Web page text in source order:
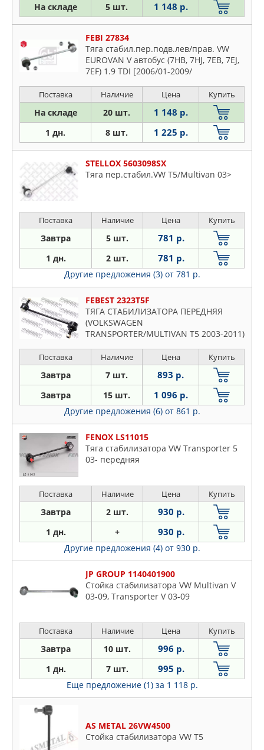
На складе 5 шт. 1 148 р.
FEBI 27834
Тяга стабил.пер.подв.лев/прав. VW
EUROVAN V автобус (7HB, 7HJ, 7EB, 7EJ,
7EF) 1.9 TDI [2006/01-2009/
Поставка Наличие Цена Купить
На складе 20 шт. 1 148 р.
1 дн. 8 шт. 1 225 р.
STELLOX 5603098SX
Тяга пер.стабил.VW T5/Multivan 03>
Поставка Наличие Цена Купить
Завтра 5 шт. 781 р.
1 дн. 2 шт. 781 р.
Другие предложения (3) от 781 р.
FEBEST 2323T5F
ТЯГА СТАБИЛИЗАТОРА ПЕРЕДНЯЯ
(VOLKSWAGEN
TRANSPORTER/MULTIVAN T5 2003-2011)
Поставка Наличие Цена Купить
Завтра 7 шт. 893 р.
Завтра 15 шт. 1 096 р.
Другие предложения (6) от 861 р.
FENOX LS11015
Тяга стабилизатора VW Transporter 5
03- передняя
Поставка Наличие Цена Купить
Завтра 2 шт. 930 р.
1 дн. + 930 р.
Другие предложения (4) от 930 р.
JP GROUP 1140401900
Стойка стабилизатора VW Multivan V
03-09, Transporter V 03-09
Поставка Наличие Цена Купить
Завтра 10 шт. 996 р.
1 дн. 7 шт. 995 р.
Еще предложение (1) за 1 118 р.
AS METAL 26VW4500
Стойка стабилизатора VW T5